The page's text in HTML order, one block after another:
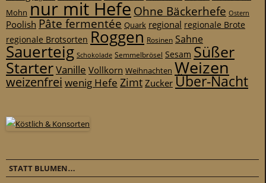
Mohn nur mit Hefe Ohne Bäckerhefe Ostern
Poolish Pâte fermentée Quark regional regionale Brote
regionale Brotsorten Roggen Rosinen Sahne
Sauerteig Schokolade Semmelbrösel Sesam Süßer
StarterVanille Vollkorn Weihnachten Weizen
weizenfrei wenig Hefe ZimtZuckerÜber-Nacht
STATT BLUMEN…